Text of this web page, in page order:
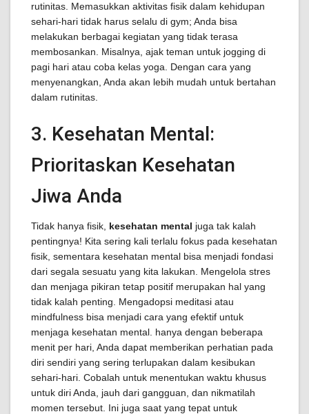
rutinitas. Memasukkan aktivitas fisik dalam kehidupan
sehari-hari tidak harus selalu di gym; Anda bisa
melakukan berbagai kegiatan yang tidak terasa
membosankan. Misalnya, ajak teman untuk jogging di
pagi hari atau coba kelas yoga. Dengan cara yang
menyenangkan, Anda akan lebih mudah untuk bertahan
dalam rutinitas.
3. Kesehatan Mental:
Prioritaskan Kesehatan
Jiwa Anda
Tidak hanya fisik, kesehatan mental juga tak kalah
pentingnya! Kita sering kali terlalu fokus pada kesehatan
fisik, sementara kesehatan mental bisa menjadi fondasi
dari segala sesuatu yang kita lakukan. Mengelola stres
dan menjaga pikiran tetap positif merupakan hal yang
tidak kalah penting. Mengadopsi meditasi atau
mindfulness bisa menjadi cara yang efektif untuk
menjaga kesehatan mental. hanya dengan beberapa
menit per hari, Anda dapat memberikan perhatian pada
diri sendiri yang sering terlupakan dalam kesibukan
sehari-hari. Cobalah untuk menentukan waktu khusus
untuk diri Anda, jauh dari gangguan, dan nikmatilah
momen tersebut. Ini juga saat yang tepat untuk